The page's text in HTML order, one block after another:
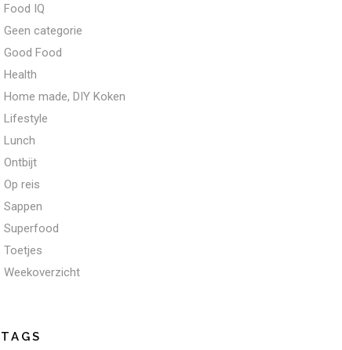
Food IQ
Geen categorie
Good Food
Health
Home made, DIY Koken
Lifestyle
Lunch
Ontbijt
Op reis
Sappen
Superfood
Toetjes
Weekoverzicht
TAGS